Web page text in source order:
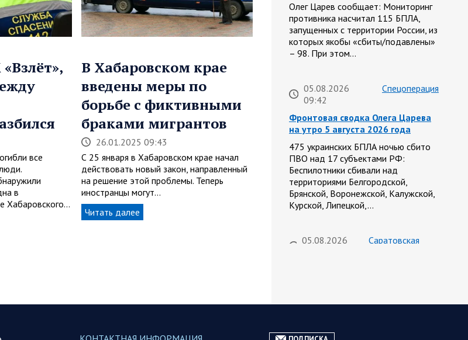
все
в
Хабаровского…
В Хабаровском крае
введены меры по
борьбе с фиктивными
браками мигрантов
26.01.2025 09:43
С 25 января в Хабаровском крае начал
действовать новый закон, направленный
на решение этой проблемы. Теперь
иностранцы могут…
Читать далее
Олег Царев сообщает: Мониторинг
противника насчитал 115 БПЛА,
запущенных с территории России, из
которых якобы «сбиты/подавлены»
– 98. При этом…
05.08.2026
09:42
Спецоперация
Фронтовая сводка Олега Царева
на утро 5 августа 2026 года
475 украинских БПЛА ночью сбито
ПВО над 17 субъектами РФ:
Беспилотники сбивали над
территориями Белгородской,
Брянской, Воронежской, Калужской,
Курской, Липецкой,…
05.08.2026
Саратовская
губернатор Роман Бусаргин в рамках